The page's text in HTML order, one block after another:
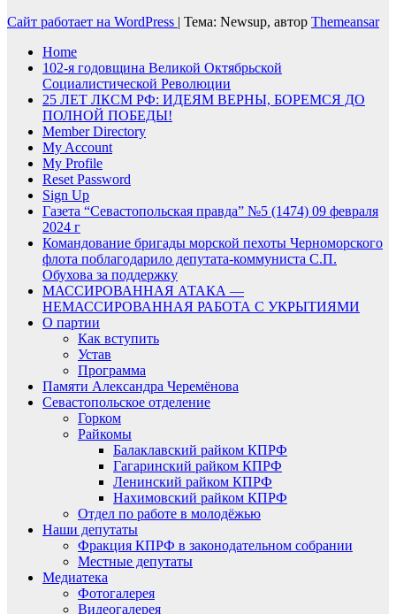
Сайт работает на WordPress | Тема: Newsup, автор Themeansar
Home
102-я годовщина Великой Октябрьской
Социалистической Революции
25 ЛЕТ ЛКСМ РФ: ИДЕЯМ ВЕРНЫ, БОРЕМСЯ ДО
ПОЛНОЙ ПОБЕДЫ!
Member Directory
My Account
My Profile
Reset Password
Sign Up
Газета “Севастопольская правда” №5 (1474) 09 февраля
2024 г
Командование бригады морской пехоты Черноморского
флота поблагодарило депутата-коммуниста С.П.
Обухова за поддержку
МАССИРОВАННАЯ АТАКА —
НЕМАССИРОВАННАЯ РАБОТА С УКРЫТИЯМИ
О партии
Как вступить
Устав
Программа
Памяти Александра Черемёнова
Севастопольское отделение
Горком
Райкомы
Балаклавский райком КПРФ
Гагаринский райком КПРФ
Ленинский райком КПРФ
Нахимовский райком КПРФ
Отдел по работе в молодёжью
Наши депутаты
Фракция КПРФ в законодательном собрании
Местные депутаты
Медиатека
Фотогалерея
Видеогалерея